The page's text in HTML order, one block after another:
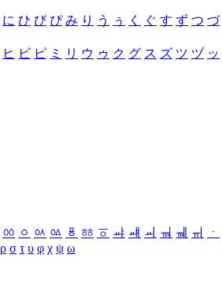
に ひ び ぴ み り う ぅ く ぐ す ず つ づ
ヒ ビ ピ ミ リ ウ ゥ ク グ ス ズ ツ ヅ ッ
ㆀ ㆁ ㆂ ㆃ ㆄ ㆅ ㆆ ㆇ ㆈ ㆉ ㆊ ㆋ ㆌ ㆍ
ρ σ τ υ φ χ ψ ω